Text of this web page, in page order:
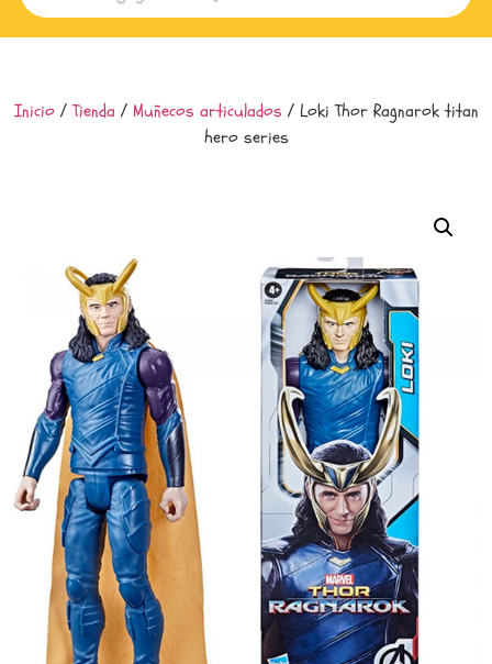
Inicio/Tienda / Muñecos articulados / Loki Thor Ragnarok titan
hero series